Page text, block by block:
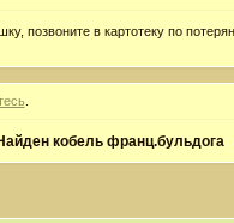
позвоните в картотеку по
кобель франц.бульдога